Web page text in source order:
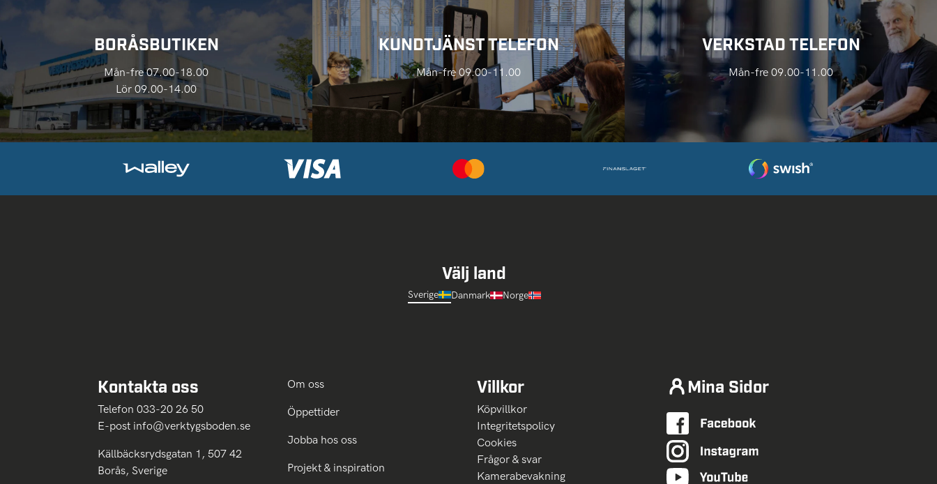
BORÅSBUTIKEN
Mån-fre 07.00-18.00
Lör 09.00-14.00
KUNDTJÄNST TELEFON
Mån-fre 09.00-11.00
VERKSTAD TELEFON
Mån-fre 09.00-11.00
Välj land
Sverige Danmark Norge
Kontakta oss
Telefon 033-20 26 50
E-post info@verktygsboden.se
Källbäcksrydsgatan 1, 507 42
Borås, Sverige
Om oss
Öppettider
Jobba hos oss
Projekt & inspiration
Villkor
Köpvillkor
Integritetspolicy
Cookies
Frågor & svar
Kamerabevakning
Mina Sidor